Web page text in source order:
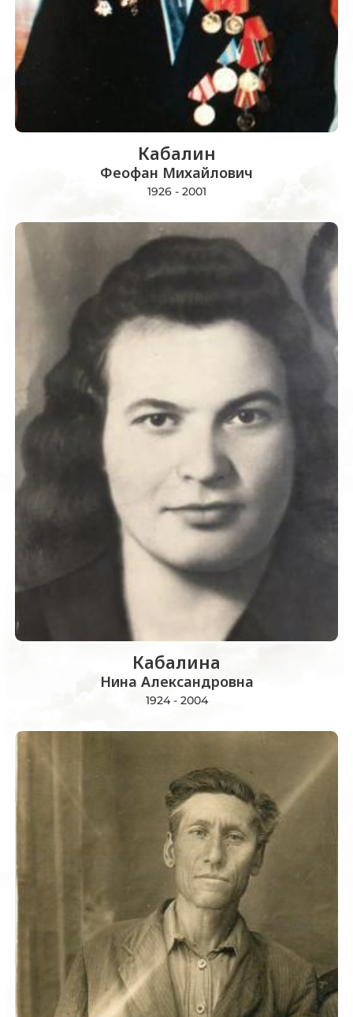
Кабалин
Феофан Михайлович
1926 - 2001
Кабалина
Нина Александровна
1924 - 2004